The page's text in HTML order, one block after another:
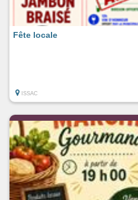
Fête locale
ISSAC